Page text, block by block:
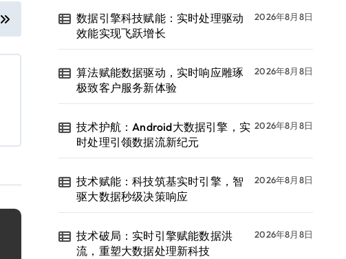
数据引擎科技赋能：实时处理驱动
效能实现飞跃增长
2026年8月8日
算法赋能数据驱动，实时响应雕琢
极致客户服务新体验
2026年8月8日
技术护航：Android大数据引擎，实
时处理引领数据流新纪元
2026年8月8日
技术赋能：科技筑基实时引擎，智
驱大数据秒级决策响应
2026年8月8日
技术破局：实时引擎赋能数据洪
流，重塑大数据处理新科技
2026年8月8日